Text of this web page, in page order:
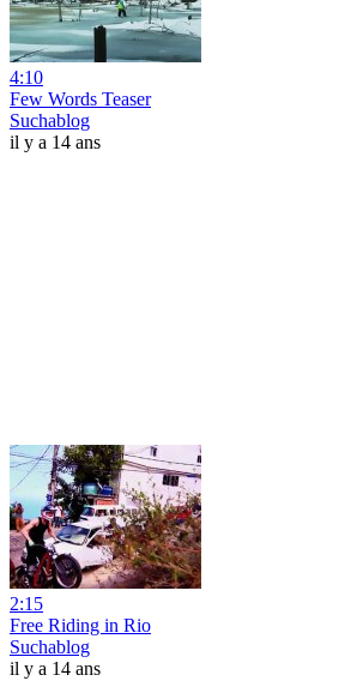
4:10
Few Words Teaser
Suchablog
il y a 14 ans
2:15
Free Riding in Rio
Suchablog
il y a 14 ans